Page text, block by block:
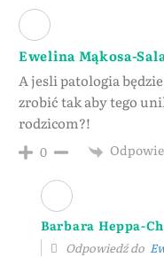
Ewelina Mąkosa-
A jesli patologia
zrobić tak aby tego
rodzicom?!
0
Barbara Heppa-
Odpowiedź do